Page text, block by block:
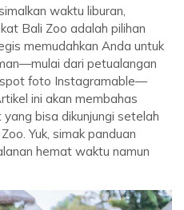
waktu liburan,
Bali Zoo adalah pilihan
memudahkan Anda untuk
dari petualangan
foto Instagramable—
ini akan membahas
bisa dikunjungi setelah
Yuk, simak panduan
hemat waktu namun